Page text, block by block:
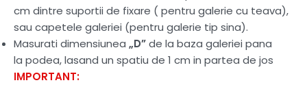
cm dintre suportii de fixare ( pentru galerie cu teava),
sau capetele galeriei (pentru galerie tip sina).
Masurati dimensiunea „D”de la baza galeriei pana
la podea, lasand un spatiu de 1 cm in partea de jos
IMPORTANT: